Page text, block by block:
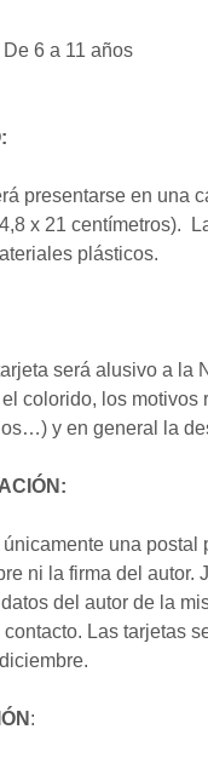
A. De 6 a 11
presentarse en una
x 21 centímetros).
plásticos.
será alusivo a la
el colorido, los
y en general la
una
ni la firma del autor.
del autor de la
Las tarjetas
: